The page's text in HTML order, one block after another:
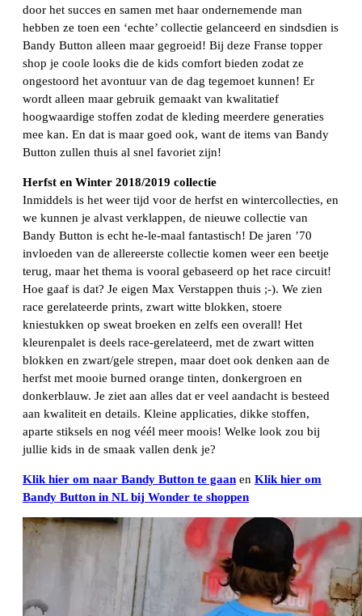
door het succes en samen met haar ondernemende man
hebben ze toen een ‘echte’ collectie gelanceerd en sindsdien is
Bandy Button alleen maar gegroeid! Bij deze Franse topper
shop je coole looks die de kids comfort bieden zodat ze
ongestoord het avontuur van de dag tegemoet kunnen! Er
wordt alleen maar gebruik gemaakt van kwalitatief
hoogwaardige stoffen zodat de kleding meerdere generaties
mee kan. En dat is maar goed ook, want de items van Bandy
Button zullen thuis al snel favoriet zijn!
Herfst en Winter 2018/2019 collectie
Inmiddels is het weer tijd voor de herfst en wintercollecties, en
we kunnen je alvast verklappen, de nieuwe collectie van
Bandy Button is echt he-le-maal fantastisch! De jaren ’70
invloeden van de allereerste collectie komen weer een beetje
terug, maar het thema is vooral gebaseerd op het race circuit!
Hoe gaaf is dat? Je eigen Max Verstappen thuis ;-). We zien
race gerelateerde prints, zwart witte blokken, stoere
kniestukken op sweat broeken en zelfs een overall! Het
kleurenpalet is deels race-gerelateerd, met de zwart witten
blokken en zwart/gele strepen, maar doet ook denken aan de
herfst met mooie burned orange tinten, donkergroen en
donkerblauw. Je ziet aan alles dat er veel aandacht is besteed
aan kwaliteit en details. Kleine applicaties, dikke stoffen,
aparte stiksels en nog véél meer moois! Welke look zou bij
jullie kids in de smaak vallen denk je?
Klik hier om naar Bandy Button te gaan en Klik hier om
Bandy Button in NL bij Wonder te shoppen